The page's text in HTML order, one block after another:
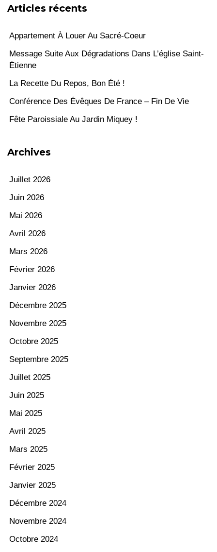
Articles récents
Appartement À Louer Au Sacré-Coeur
Message Suite Aux Dégradations Dans L’église Saint-
Étienne
La Recette Du Repos, Bon Été !
Conférence Des Évêques De France – Fin De Vie
Fête Paroissiale Au Jardin Miquey !
Archives
Juillet 2026
Juin 2026
Mai 2026
Avril 2026
Mars 2026
Février 2026
Janvier 2026
Décembre 2025
Novembre 2025
Octobre 2025
Septembre 2025
Juillet 2025
Juin 2025
Mai 2025
Avril 2025
Mars 2025
Février 2025
Janvier 2025
Décembre 2024
Novembre 2024
Octobre 2024